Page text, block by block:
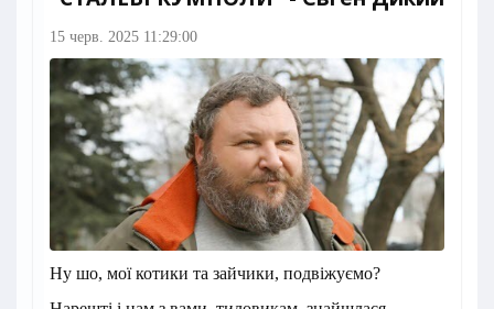
15 черв. 2025 11:29:00
Ну шо, мої котики та зайчики, подвіжуємо?